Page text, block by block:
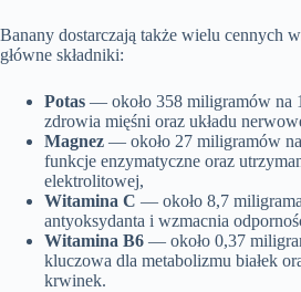
Banany dostarczają także wielu cennych
główne składniki:
Potas — około 358 miligramów na
zdrowia mięśni oraz układu
Magnez — około 27 miligramów
funkcje enzymatyczne oraz
elektrolitowej,
Witamina C — około 8,7
antyoksydanta i wzmacnia
Witamina B6 — około 0,37
kluczowa dla metabolizmu białek
krwinek.